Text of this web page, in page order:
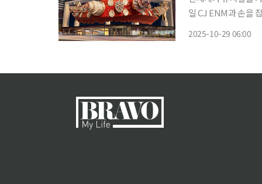
일 CJ ENM과 손을
2025-10-29 06:00